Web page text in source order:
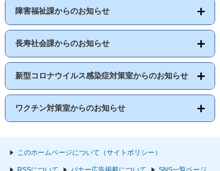
障害福祉課からのお知らせ
長寿社会課からのお知らせ
新型コロナウイルス感染症対策室からのお知らせ
ワクチン対策室からのお知らせ
このホームページについて（サイトポリシー）
RSSについて バナー広告掲載について SNS一覧ページ